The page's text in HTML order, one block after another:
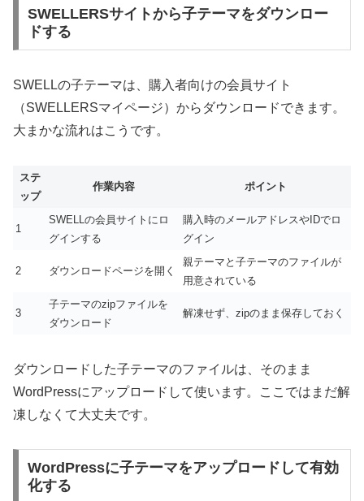
SWELLERSサイトから子テーマをダウンロー
ドする
SWELLの子テーマは、購入者向けの会員サイト
（SWELLERSマイページ）からダウンロードできます。
大まかな流れはこうです。
ステ
ップ
作業内容 ポイント
1
SWELLの会員サイトにロ
グインする
購入時のメールアドレスやIDでロ
グイン
2 ダウンロードページを開く
親テーマと子テーマのファイルが
用意されている
3
子テーマのzipファイルを
ダウンロード
解凍せず、zipのまま保存しておく
ダウンロードした子テーマのファイルは、そのまま
WordPressにアップロードして使います。ここではまだ解
凍しなくて大丈夫です。
WordPressに子テーマをアップロードして有効
化する